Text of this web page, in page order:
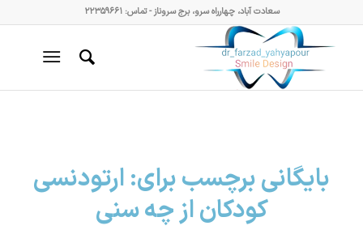
سعادت آباد، چهارراه سرو، برج سروناز - تماس: ۲۲۳۵۹۶۶۱
بایگانی برچسب برای: ارتودنسی
کودکان از چه سنی